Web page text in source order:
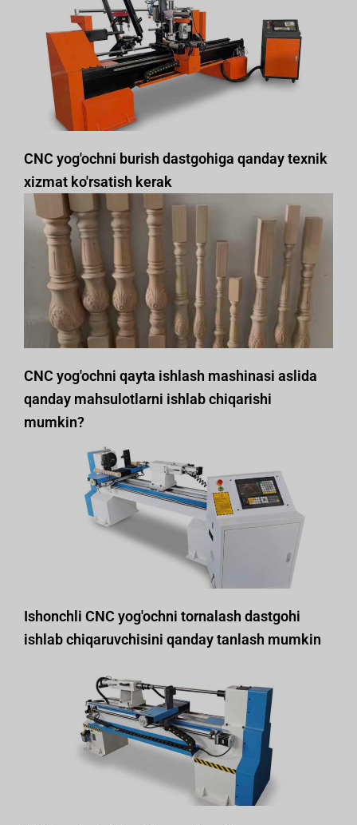
CNC yog'ochni burish dastgohiga qanday texnik
xizmat ko'rsatish kerak
CNC yog'ochni qayta ishlash mashinasi aslida
qanday mahsulotlarni ishlab chiqarishi
mumkin?
Ishonchli CNC yog'ochni tornalash dastgohi
ishlab chiqaruvchisini qanday tanlash mumkin